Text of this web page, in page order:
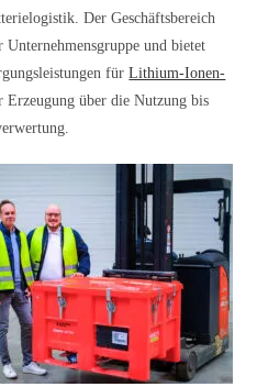
Der Geschäftsbereich
Unternehmensgruppe und bietet
fürLithium-Ionen-
über die Nutzung bis